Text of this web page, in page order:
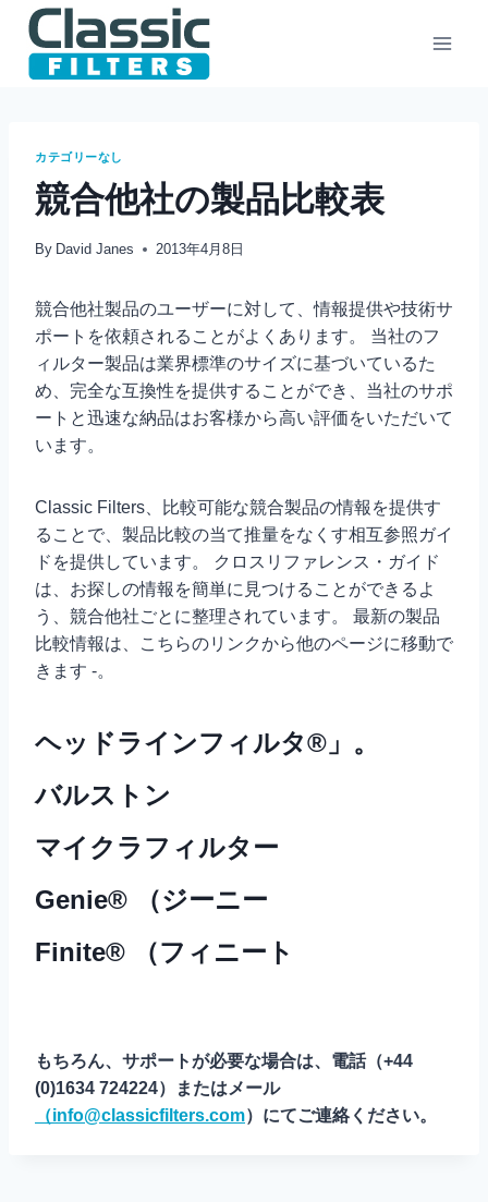
Skip
content
カテゴリーなし
競合他社の製品比較表
By David Janes 2013年4月8日
競合他社製品のユーザーに対して、情報提供や技術サ
ポートを依頼されることがよくあります。 当社のフ
ィルター製品は業界標準のサイズに基づいているた
め、完全な互換性を提供することができ、当社のサポ
ートと迅速な納品はお客様から高い評価をいただいて
います。
Classic Filters、比較可能な競合製品の情報を提供す
ることで、製品比較の当て推量をなくす相互参照ガイ
ドを提供しています。 クロスリファレンス・ガイド
は、お探しの情報を簡単に見つけることができるよ
う、競合他社ごとに整理されています。 最新の製品
比較情報は、こちらのリンクから他のページに移動で
きます -。
ヘッドラインフィルタ®」。
バルストン
マイクラフィルター
Genie® （ジーニー
Finite® （フィニート
もちろん、サポートが必要な場合は、電話（+44
(0)1634 724224）またはメール
（info@classicfilters.com）にてご連絡ください。